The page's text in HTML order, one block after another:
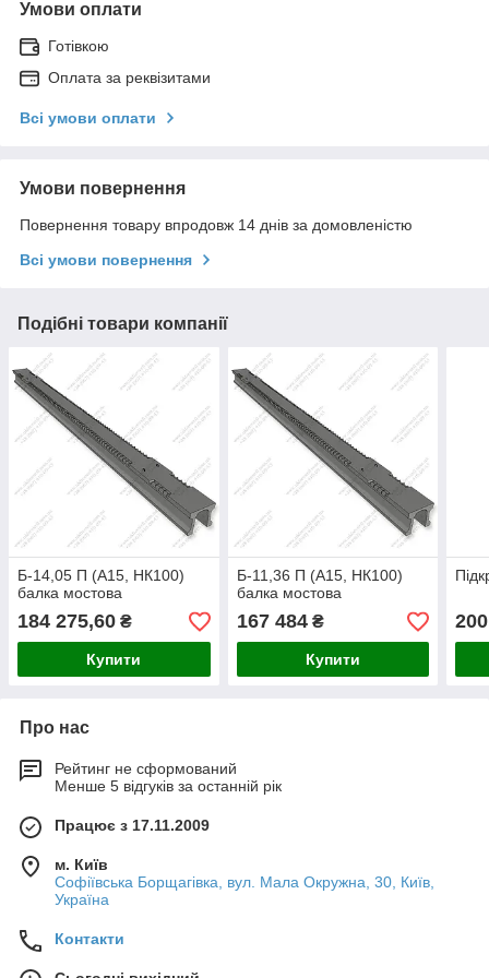
Умови оплати
Готівкою
Оплата за реквізитами
Всі умови оплати
Умови повернення
Повернення товару впродовж 14 днів за домовленістю
Всі умови повернення
Подібні товари компанії
Б-14,05 П (А15, НК100)
балка мостова
184 275,60 ₴
Купити
Б-11,36 П (А15, НК100)
балка мостова
167 484₴
Купити
Про нас
Рейтинг не сформований
Менше 5 відгуків за останній рік
Працює з 17.11.2009
м. Київ
Софіївська Борщагівка, вул. Мала Окружна, 30, Київ,
Україна
Контакти